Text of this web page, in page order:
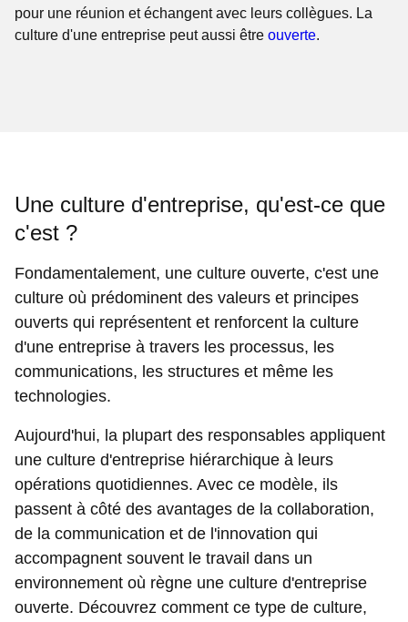
pour une réunion et échangent avec leurs collègues. La
culture d'une entreprise peut aussi êtreouverte.
Une culture d'entreprise, qu'est-ce que
c'est ?
Fondamentalement, une culture ouverte, c'est une
culture où prédominent des valeurs et principes
ouverts qui représentent et renforcent la culture
d'une entreprise à travers les processus, les
communications, les structures et même les
technologies.
Aujourd'hui, la plupart des responsables appliquent
une culture d'entreprise hiérarchique à leurs
opérations quotidiennes. Avec ce modèle, ils
passent à côté des avantages de la collaboration,
de la communication et de l'innovation qui
accompagnent souvent le travail dans un
environnement où règne une culture d'entreprise
ouverte. Découvrez comment ce type de culture,